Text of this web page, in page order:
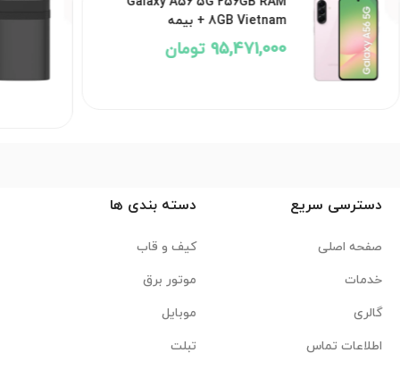
8GB Vietnam + بیمه
95,471,000 تومان
دسترسی سریع
صفحه اصلی
خدمات
گالری
اطلاعات تماس
دسته بندی ها
کیف و قاب
موتور برق
موبایل
تبلت